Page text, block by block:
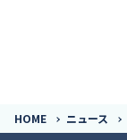
HOME ニュース